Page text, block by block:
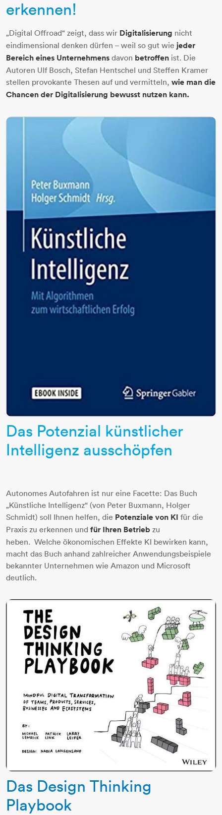
erkennen!
„Digital Offroad“ zeigt, dass wir Digitalisierung nicht
eindimensional denken dürfen – weil so gut wie jeder
Bereich eines Unternehmens davon betroffen ist. Die
Autoren Ulf Bosch, Stefan Hentschel und Steffen Kramer
stellen provokante Thesen auf und vermitteln, wie man die
Chancen der Digitalisierung bewusst nutzen kann.
Das Potenzial künstlicher
Intelligenz ausschöpfen
Autonomes Autofahren ist nur eine Facette: Das Buch
„Künstliche Intelligenz“ (von Peter Buxmann, Holger
Schmidt) soll Ihnen helfen, die Potenziale von KI für die
Praxis zu erkennen und für Ihren Betrieb zu
heben. Welche ökonomischen Effekte KI bewirken kann,
macht das Buch anhand zahlreicher Anwendungsbeispiele
bekannter Unternehmen wie Amazon und Microsoft
deutlich.
Das Design Thinking
Playbook